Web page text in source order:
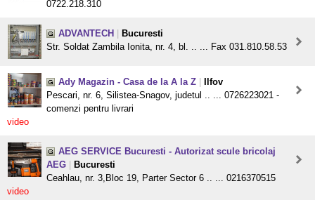
0722.218.310
ADVANTECH
Bucuresti
Str. Soldat Zambila Ionita, nr. 4, bl. .. ... Fax 031.810.58.53
Ady Magazin - Casa de la A la Z
Ilfov
Pescari, nr. 6, Silistea-Snagov, judetul .. ... 0726223021 -
comenzi pentru livrari
video
AEG SERVICE Bucuresti - Autorizat scule bricolaj
AEG
Bucuresti
Ceahlau, nr. 3,Bloc 19, Parter Sector 6 .. ... 0216370515
video